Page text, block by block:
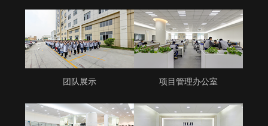
团队展示 项目管理办公室